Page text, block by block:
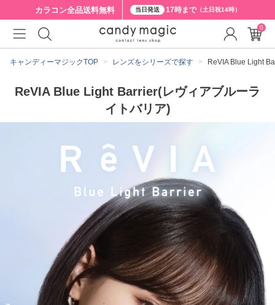
カラコン全品送料無料 当日発送 17時まで（土日祝14時）
キャンディーマジックTOP レンズをシリーズで探す ReVIA Blue Light
ReVIA Blue Light Barrier(レヴィアブルーラ
イトバリア)
0